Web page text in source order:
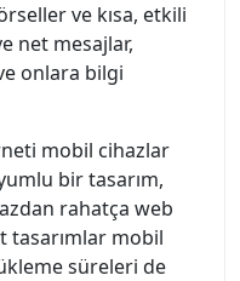
ve kısa, etkili
net mesajlar,
onlara bilgi
mobil cihazlar
bir tasarım,
rahatça web
tasarımlar mobil
süreleri de